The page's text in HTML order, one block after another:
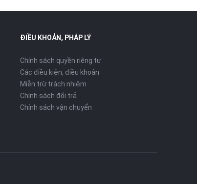
ĐIỀU KHOẢN, PHÁP LÝ
Chính sách quyền riêng tư
Các điều kiện, điều khoản
Miễn trừ trách nhiệm
Chính sách đổi trả
Chính sách vận chuyển